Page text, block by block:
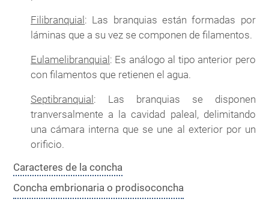
Filibranquial: Las branquias están formadas por
láminas que a su vez se componen de filamentos.
Eulamelibranquial: Es análogo al tipo anterior pero
con filamentos que retienen el agua.
Septibranquial: Las branquias se disponen
tranversalmente a la cavidad paleal, delimitando
una cámara interna que se une al exterior por un
orificio.
Caracteres de la concha
Concha embrionaria o prodisoconcha